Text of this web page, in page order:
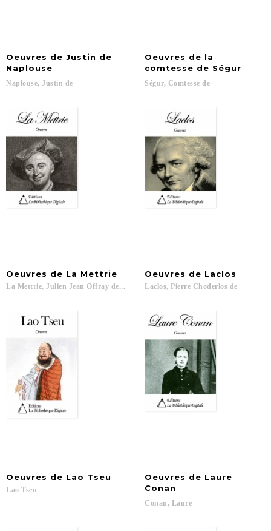
Oeuvres de Justin de
Naplouse
Naplouse, Justin de
Oeuvres de la
comtesse de Ségur
Ségur, Comtesse de
Oeuvres de La Mettrie
La Mettrie, Julien Jean Offray de...
Oeuvres de Laclos
Laclos, Pierre Choderlos de
Oeuvres de Lao Tseu
Lao Tseu
Oeuvres de Laure
Conan
Conan, Laure